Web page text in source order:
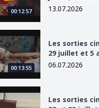
00:12:57
13.07.2026
des 22, 29 juillet et 5
00:13:55
Les sorties
29 juillet et 5
06.07.2026
des 15, 22 et 29 juillet
Les sorties